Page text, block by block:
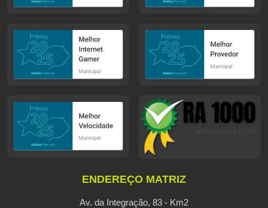
ENDEREÇO MATRIZ
Av. da Integração, 83 - Km2